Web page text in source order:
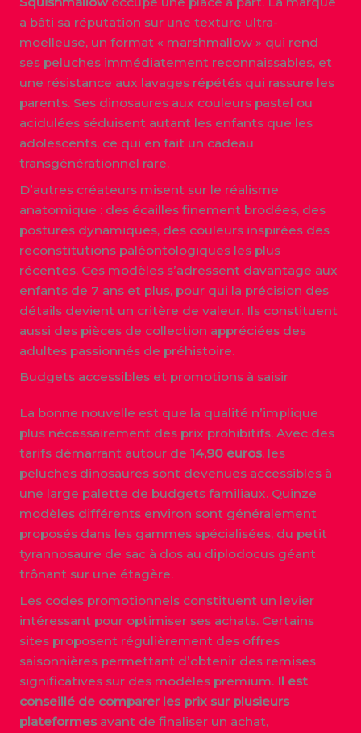
a bâti sa réputation sur une texture ultra-
moelleuse, un format « marshmallow » qui rend
ses peluches immédiatement reconnaissables, et
une résistance aux lavages répétés qui rassure les
parents. Ses dinosaures aux couleurs pastel ou
acidulées séduisent autant les enfants que les
adolescents, ce qui en fait un cadeau
transgénérationnel rare.
D’autres créateurs misent sur le réalisme
anatomique : des écailles finement brodées, des
postures dynamiques, des couleurs inspirées des
reconstitutions paléontologiques les plus
récentes. Ces modèles s’adressent davantage aux
enfants de 7 ans et plus, pour qui la précision des
détails devient un critère de valeur. Ils constituent
aussi des pièces de collection appréciées des
adultes passionnés de préhistoire.
Budgets accessibles et promotions à saisir
La bonne nouvelle est que la qualité n’implique
plus nécessairement des prix prohibitifs. Avec des
tarifs démarrant autour de 14,90 euros, les
peluches dinosaures sont devenues accessibles à
une large palette de budgets familiaux. Quinze
modèles différents environ sont généralement
proposés dans les gammes spécialisées, du petit
tyrannosaure de sac à dos au diplodocus géant
trônant sur une étagère.
Les codes promotionnels constituent un levier
intéressant pour optimiser ses achats. Certains
sites proposent régulièrement des offres
saisonnières permettant d’obtenir des remises
significatives sur des modèles premium. Il est
conseillé de comparer les prix sur plusieurs
plateformesavant de finaliser un achat,